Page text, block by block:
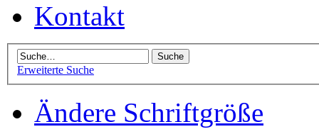
Kontakt
Erweiterte Suche
Ändere Schriftgröße